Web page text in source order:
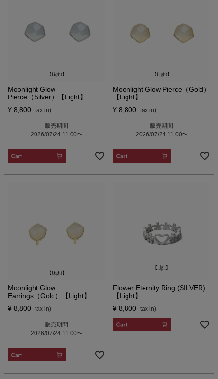
Moonlight Glow
Pierce（Silver）【Light】
¥ 8,800
販売期間
2026/07/24 11:00〜
Moonlight Glow Pierce（Gold）
【Light】
¥ 8,800
販売期間
2026/07/24 11:00〜
Moonlight Glow
Earrings（Gold）【Light】
¥ 8,800
販売期間
2026/07/24 11:00〜
Flower Eternity Ring (SILVER)
【Light】
¥ 8,800